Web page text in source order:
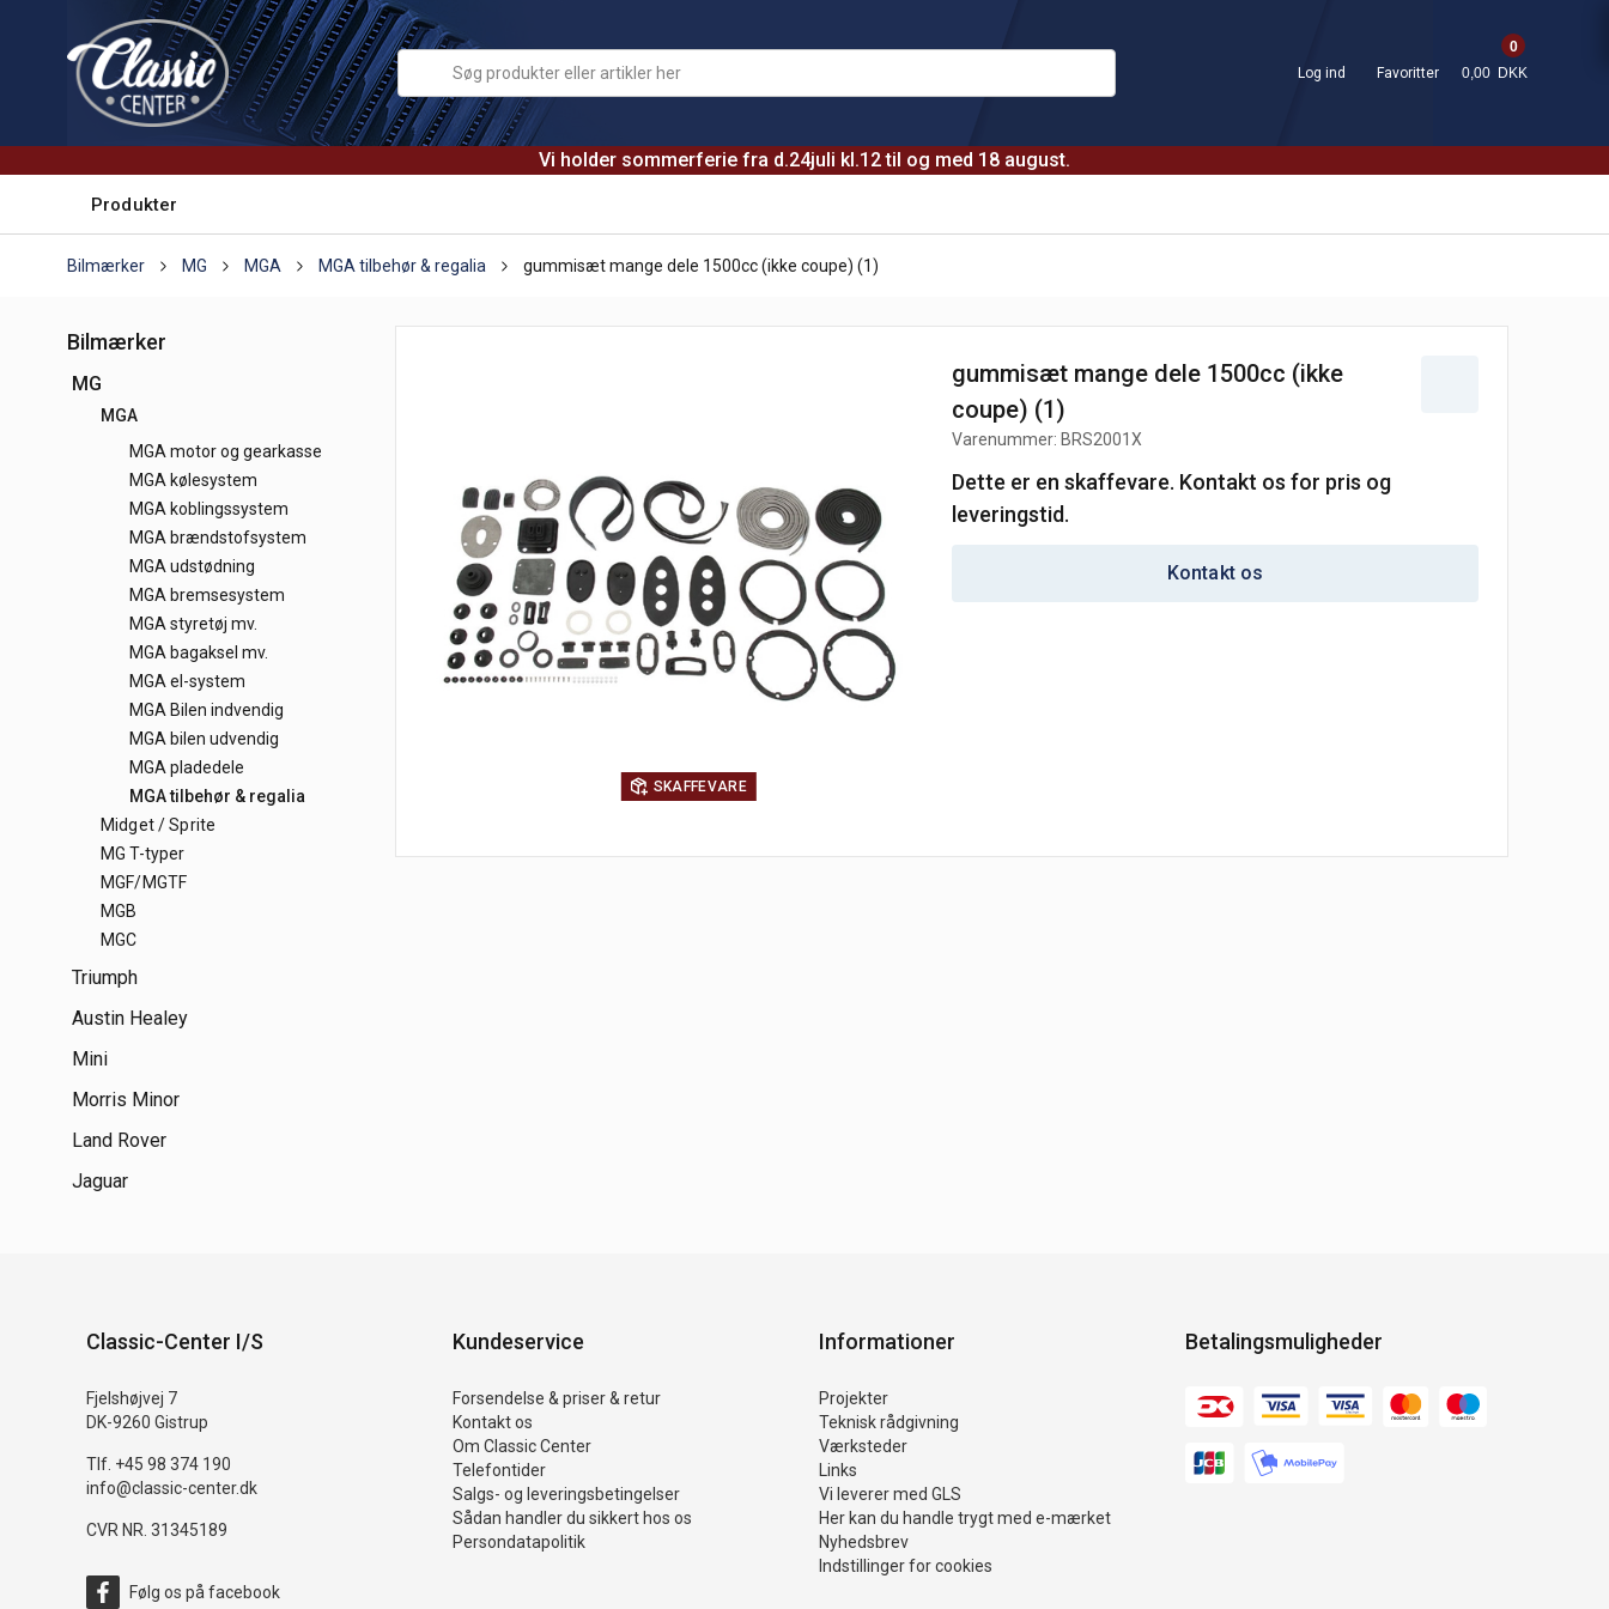
Vi holder sommerferie fra d.24juli kl.12 til og med 18 august.
Log ind Favoritter
0
0,00 DKK
Produkter
Bilmærker MG MGA MGA tilbehør & regalia gummisæt mange dele 1500cc (ikke coupe) (1)
Bilmærker
MG
MGA
MGA motor og gearkasse
MGA kølesystem
MGA koblingssystem
MGA brændstofsystem
MGA udstødning
MGA bremsesystem
MGA styretøj mv.
MGA bagaksel mv.
MGA el-system
MGA Bilen indvendig
MGA bilen udvendig
MGA pladedele
MGA tilbehør & regalia
Midget / Sprite
MG T-typer
MGF/MGTF
MGB
MGC
Triumph
Austin Healey
Mini
Morris Minor
Land Rover
Jaguar
SKAFFEVARE
gummisæt mange dele 1500cc (ikke
coupe) (1)
Varenummer: BRS2001X
Dette er en skaffevare. Kontakt os for pris og
leveringstid.
Kontakt os
Classic-Center I/S
Fjelshøjvej 7
DK-9260 Gistrup
Tlf. +45 98 374 190
info@classic-center.dk
CVR NR. 31345189
Følg os på facebook
Kundeservice
Forsendelse & priser & retur
Kontakt os
Om Classic Center
Telefontider
Salgs- og leveringsbetingelser
Sådan handler du sikkert hos os
Persondatapolitik
Informationer
Projekter
Teknisk rådgivning
Værksteder
Links
Vi leverer med GLS
Her kan du handle trygt med e-mærket
Nyhedsbrev
Indstillinger for cookies
Betalingsmuligheder